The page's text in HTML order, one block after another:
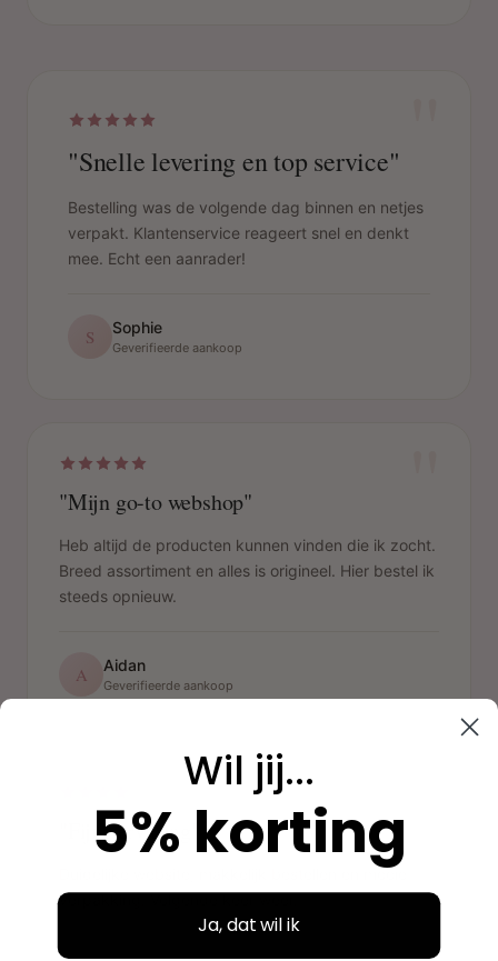
"Snelle levering en top service"
Bestelling was de volgende dag binnen en netjes
verpakt. Klantenservice reageert snel en denkt
mee. Echt een aanrader!
S Sophie
Geverifieerde aankoop
"Mijn go-to webshop"
Heb altijd de producten kunnen vinden die ik zocht.
Breed assortiment en alles is origineel. Hier bestel ik
steeds opnieuw.
A Aidan
Geverifieerde aankoop
"Fijne ervaring"
Duidelijke website, makkelijk bestellen en mooie
verpakking. Volgende keer weer.
Wil jij...
5% korting
Ja, dat wil ik